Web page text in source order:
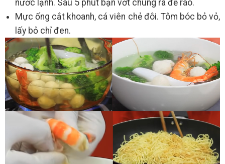
nước lạnh. Sau 5 phút bạn vớt chúng ra để ráo.
Mực ống cắt khoanh, cá viên chẻ đôi. Tôm bóc bỏ vỏ,
lấy bỏ chỉ đen.